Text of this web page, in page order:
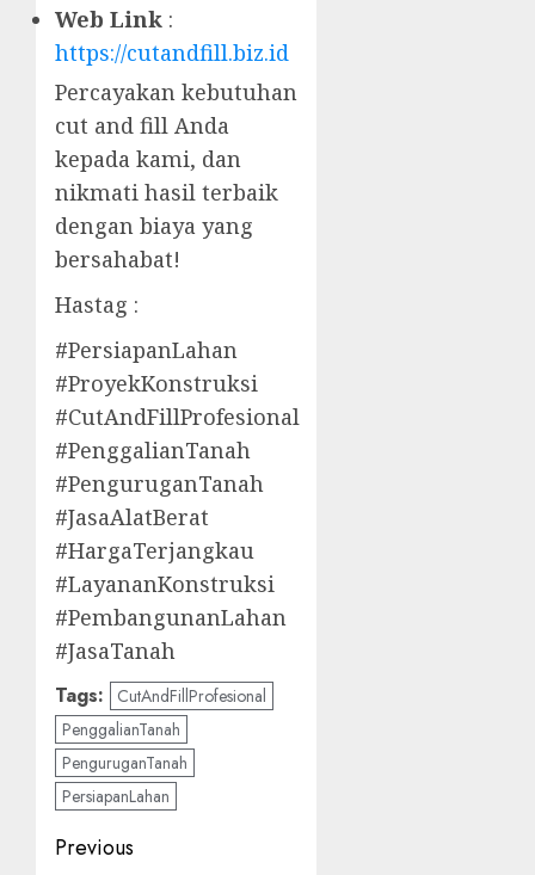
Web Link :
https://cutandfill.biz.id
Percayakan kebutuhan
cut and fill Anda
kepada kami, dan
nikmati hasil terbaik
dengan biaya yang
bersahabat!
Hastag :
#PersiapanLahan
#ProyekKonstruksi
#CutAndFillProfesional
#PenggalianTanah
#PenguruganTanah
#JasaAlatBerat
#HargaTerjangkau
#LayananKonstruksi
#PembangunanLahan
#JasaTanah
Tags:
CutAndFillProfesional
PenggalianTanah
PenguruganTanah
PersiapanLahan
Post
Previous